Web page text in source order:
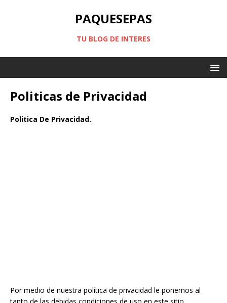
PAQUESEPAS
TU BLOG DE INTERES
Politicas de Privacidad
Politica De Privacidad.
Por medio de nuestra política de privacidad le ponemos al